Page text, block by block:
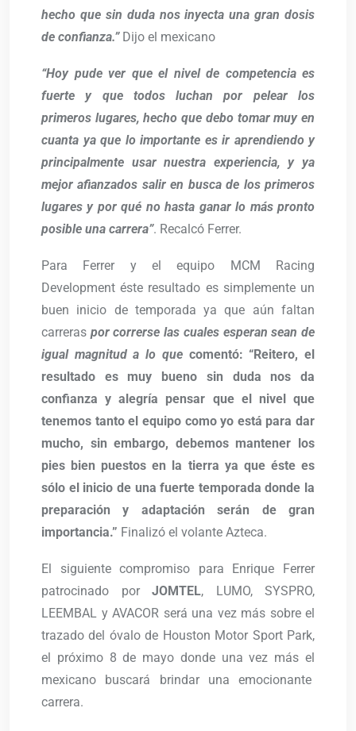
hecho que sin duda nos inyecta una gran dosis
de confianza.”Dijo el mexicano
“Hoy pude ver que el nivel de competencia es
fuerte y que todos luchan por pelear los
primeros lugares, hecho que debo tomar muy en
cuanta ya que lo importante es ir aprendiendo y
principalmente usar nuestra experiencia, y ya
mejor afianzados salir en busca de los primeros
lugares y por qué no hasta ganar lo más pronto
posible una carrera”. Recalcó Ferrer.
Para Ferrer y el equipo MCM Racing
Development éste resultado es simplemente un
buen inicio de temporada ya que aún faltan
carreras por correrse las cuales esperan sean de
igual magnitud a lo quecomentó: “Reitero, el
resultado es muy bueno sin duda nos da
confianza y alegría pensar que el nivel que
tenemos tanto el equipo como yo está para dar
mucho, sin embargo, debemos mantener los
pies bien puestos en la tierra ya que éste es
sólo el inicio de una fuerte temporada donde la
preparación y adaptación serán de gran
importancia.” Finalizó el volante Azteca.
El siguiente compromiso para Enrique Ferrer
patrocinado por JOMTEL, LUMO, SYSPRO,
LEEMBAL y AVACOR será una vez más sobre el
trazado del óvalo de Houston Motor Sport Park,
el próximo 8 de mayo donde una vez más el
mexicano buscará brindar una emocionante
carrera.